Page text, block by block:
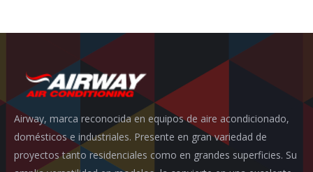
Airway, marca reconocida en equipos de aire acondicionado,
domésticos e industriales. Presente en gran variedad de
proyectos tanto residenciales como en grandes superficies. Su